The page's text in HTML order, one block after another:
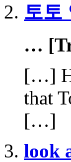
토토
…
[…]
that
[…]
look